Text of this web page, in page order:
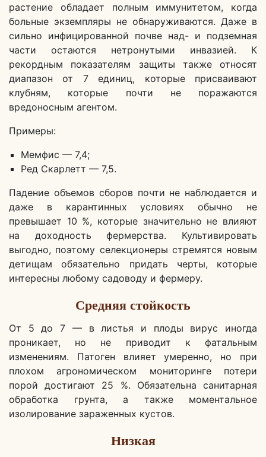
растение обладает полным иммунитетом, когда
больные экземпляры не обнаруживаются. Даже в
сильно инфицированной почве над- и подземная
части остаются нетронутыми инвазией. К
рекордным показателям защиты также относят
диапазон от 7 единиц, которые присваивают
клубням, которые почти не поражаются
вредоносным агентом.
Примеры:
Мемфис — 7,4;
Ред Скарлетт — 7,5.
Падение объемов сборов почти не наблюдается и
даже в карантинных условиях обычно не
превышает 10 %, которые значительно не влияют
на доходность фермерства. Культивировать
выгодно, поэтому селекционеры стремятся новым
детищам обязательно придать черты, которые
интересны любому садоводу и фермеру.
Средняя стойкость
От 5 до 7 — в листья и плоды вирус иногда
проникает, но не приводит к фатальным
изменениям. Патоген влияет умеренно, но при
плохом агрономическом мониторинге потери
порой достигают 25 %. Обязательна санитарная
обработка грунта, а также моментальное
изолирование зараженных кустов.
Низкая